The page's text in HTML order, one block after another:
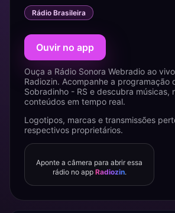
Rádio Brasileira
Ouvir no app
Ouça a Rádio Sonora Webradio ao
Radiozin. Acompanhe a programação
Sobradinho - RS e descubra músicas,
conteúdos em tempo real.
Logotipos, marcas e transmissões
respectivos proprietários.
Aponte a câmera para abrir essa
rádio no app Radiozin.